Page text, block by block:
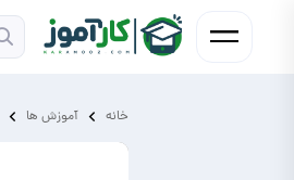
خانه آموزش ‌ها